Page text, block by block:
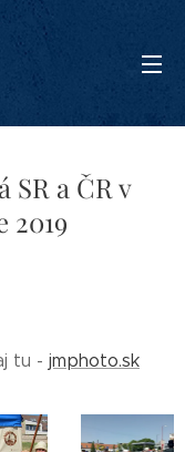
SR a ČR v
2019
tu - jmphoto.sk